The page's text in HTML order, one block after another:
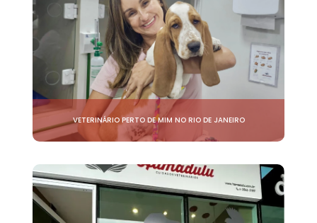
VETERINÁRIO PERTO DE MIM NO RIO DE JANEIRO